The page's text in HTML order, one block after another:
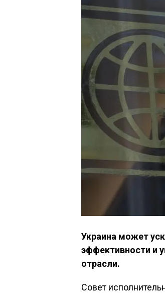
Украина может
эффективности и
отрасли.
Совет